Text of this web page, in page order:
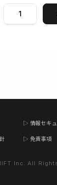
1
▷ 情報セキ
▷ 免責事項
Inc. All